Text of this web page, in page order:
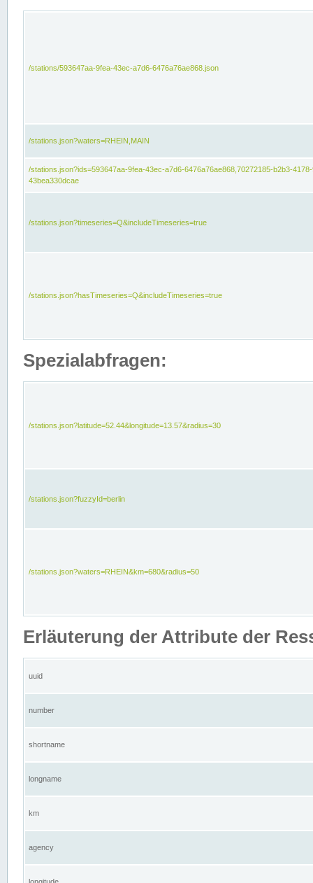
/stations/593647aa-9fea-43ec-a7d6-6476a76ae868.json
/stations.json?waters=RHEIN,MAIN
/stations.json?ids=593647aa-9fea-43ec-a7d6-6476a76ae868,70272185-b2b3-
43bea330dcae
/stations.json?timeseries=Q&includeTimeseries=true
/stations.json?hasTimeseries=Q&includeTimeseries=true
Spezialabfragen:
/stations.json?latitude=52.44&longitude=13.57&radius=30
/stations.json?fuzzyId=berlin
/stations.json?waters=RHEIN&km=680&radius=50
Erläuterung der Attribute der
uuid
number
shortname
longname
km
agency